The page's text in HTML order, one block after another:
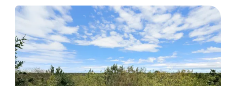
West
Terschelling
Tjermelân
Campings
Chambre
d'hôtes
Chaumières